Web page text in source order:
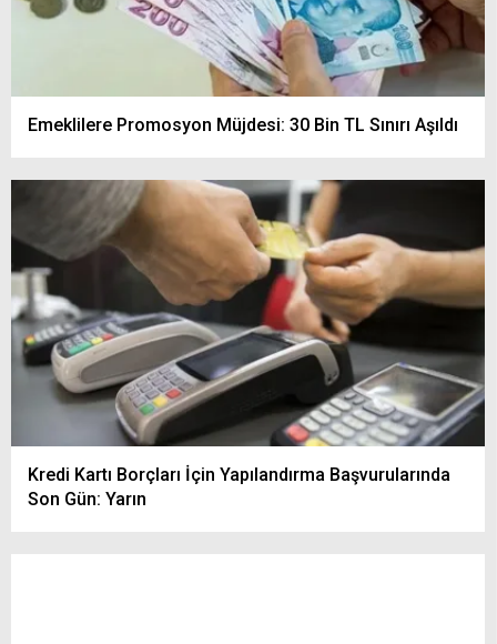
Emeklilere Promosyon Müjdesi: 30 Bin TL Sınırı Aşıldı
Kredi Kartı Borçları İçin Yapılandırma Başvurularında
Son Gün: Yarın